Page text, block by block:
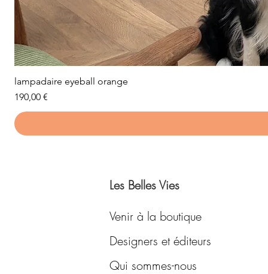
lampadaire eyeball orange
Prix
190,00 €
Les Belles Vies
Venir à la boutique
Designers et éditeurs
Qui sommes-nous